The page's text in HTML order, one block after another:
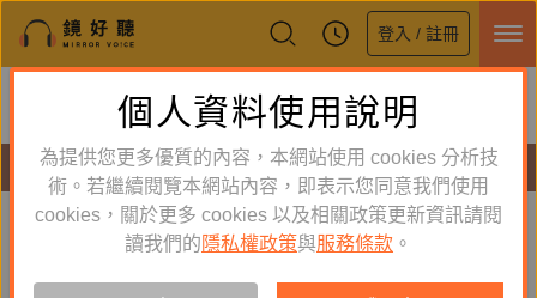
登入 / 註冊
鏡好聽全新APP上線
體驗全面升級，即刻下載
有聲書
香江神探福邇字摩斯 新到舊 舊到新
有聲書
個人資料使用說明
為提供您更多優質的內容，本網站使用 cookies 分析技
術。若繼續閱覽本網站內容，即表示您同意我們使用
cookies，關於更多 cookies 以及相關政策更新資訊請閱
讀我們的 隱私權政策與服務條款 。